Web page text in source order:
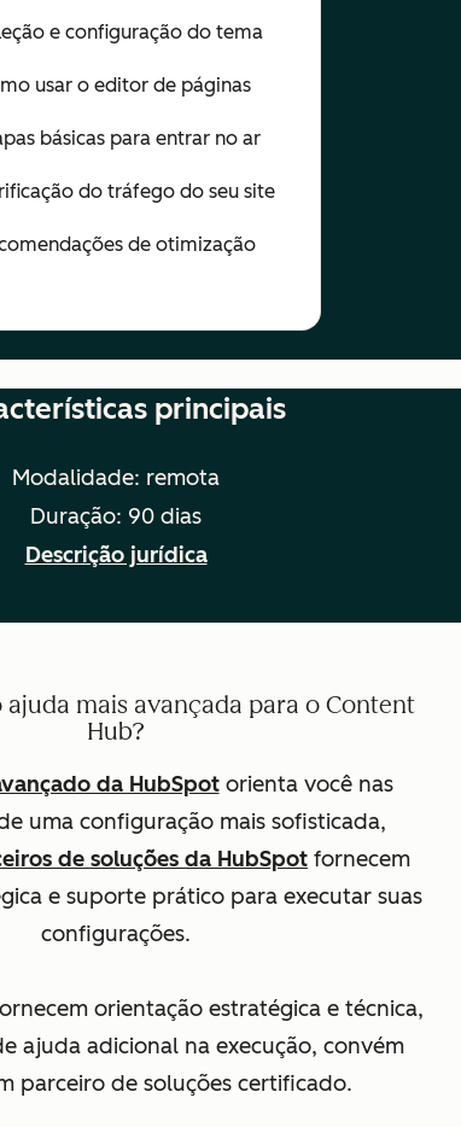
e configuração do tema
usar o editor de páginas
básicas para entrar no ar
do tráfego do seu site
de otimização
principais
Modalidade: remota
Duração: 90 dias
Descrição jurídica
mais avançada para o Content
Hub?
da HubSpotorienta você nas
uma configuração mais sofisticada,
de soluções da HubSpot fornecem
e suporte prático para executar suas
configurações.
orientação estratégica e técnica,
ajuda adicional na execução, convém
parceiro de soluções certificado.